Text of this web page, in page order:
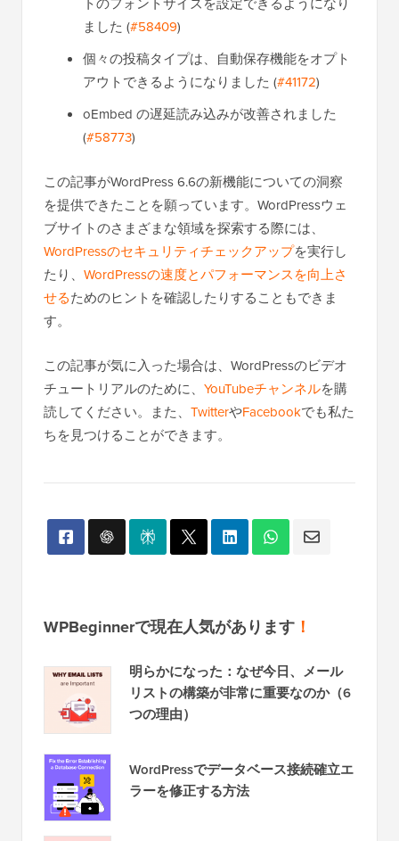
ました (#58409)
個々の投稿タイプは、自動保存機能をオプト
アウトできるようになりました (#41172)
oEmbed の遅延読み込みが改善されました
(#58773)
この記事がWordPress 6.6の新機能についての洞察
を提供できたことを願っています。WordPressウェ
ブサイトのさまざまな領域を探索する際には、
WordPressのセキュリティチェックアップを実行し
たり、 WordPressの速度とパフォーマンスを向上さ
せるためのヒントを確認したりすることもできま
す。
この記事が気に入った場合は、WordPressのビデオ
チュートリアルのために、 YouTubeチャンネルを購
読してください。また、 TwitterやFacebookでも私た
ちを見つけることができます。
WPBeginnerで現在人気があります ！
明らかになった：なぜ今日、メール
リストの構築が非常に重要なのか（6
つの理由）
WordPressでデータベース接続確立エ
ラーを修正する方法